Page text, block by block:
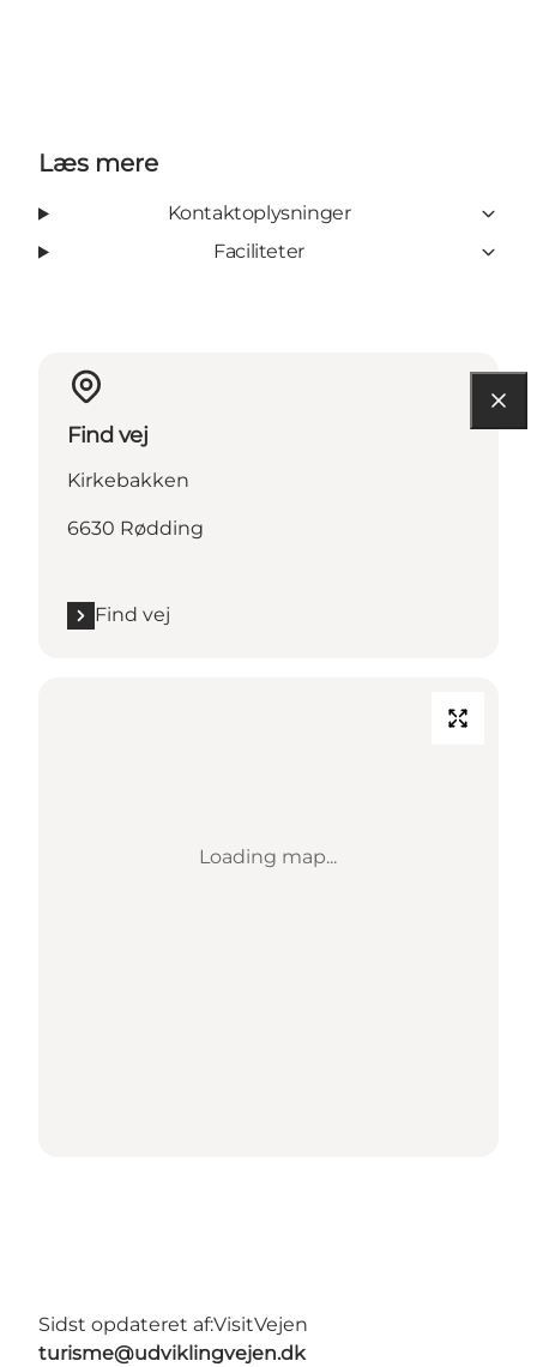
Læs mere
Kontaktoplysninger
Faciliteter
Find vej
Kirkebakken
6630 Rødding
Find vej
Loading map...
Sidst opdateret af:VisitVejen
turisme@udviklingvejen.dk